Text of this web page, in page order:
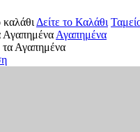
Δείτε το Καλάθι
Αγαπημένα Αγαπημένα
τα Αγαπημένα